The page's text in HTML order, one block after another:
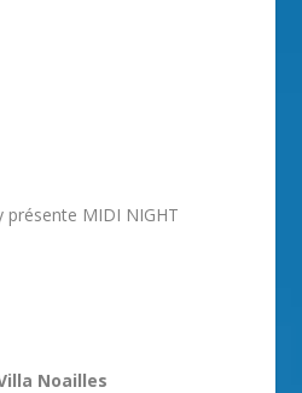
présente MIDI NIGHT
Noailles